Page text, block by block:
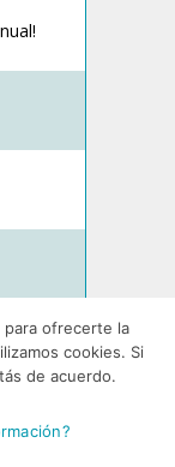
para ofrecerte la
cookies. Si
de acuerdo.